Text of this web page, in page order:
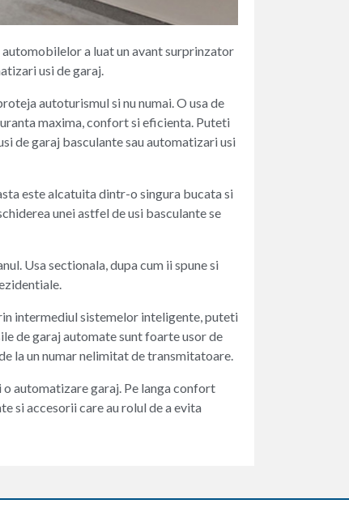
a luat un avant surprinzator
usi de garaj.
autoturismul si nu numai. O usa de
maxima, confort si eficienta. Puteti
de garaj basculante sau automatizari usi
este alcatuita dintr-o singura bucata si
unei astfel de usi basculante se
Usa sectionala, dupa cum ii spune si
intermediul sistemelor inteligente, puteti
de garaj automate sunt foarte usor de
la un numar nelimitat de transmitatoare.
automatizare garaj. Pe langa confort
si accesorii care au rolul de a evita